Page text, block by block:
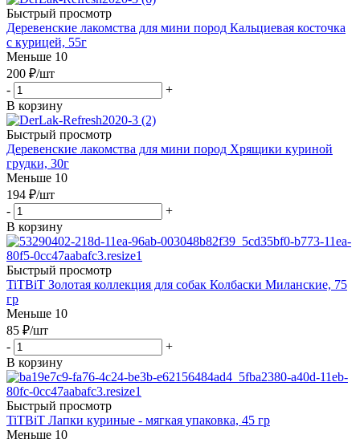
Быстрый просмотр
Деревенские лакомства для мини пород Кальциевая косточка
с курицей, 55г
Меньше 10
200 ₽/шт
-
+
В корзину
Быстрый просмотр
Деревенские лакомства для мини пород Хрящики куриной
грудки, 30г
Меньше 10
194 ₽/шт
-
+
В корзину
Быстрый просмотр
TiTBiT Золотая коллекция для собак Колбаски Миланские, 75
гр
Меньше 10
85 ₽/шт
-
+
В корзину
Быстрый просмотр
TiTBiT Лапки куриные - мягкая упаковка, 45 гр
Меньше 10